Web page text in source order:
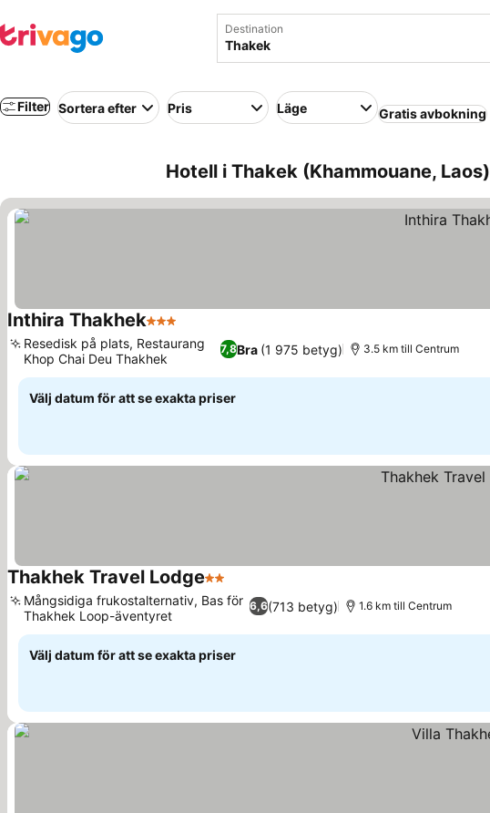
Destination
Filter Sortera efter Pris Läge Gratis avbokning
Hotell i Thakek (Khammouane, Laos)
Inthira Thakhek3 Stjärnor
7,8Bra (1 975 betyg)
Resedisk på plats, Restaurang
Khop Chai Deu Thakhek
3.5 km till Centrum
Välj datum för att se exakta priser
Thakhek Travel Lodge2 Stjärnor
6,6(713 betyg)
Mångsidiga frukostalternativ, Bas för
Thakhek Loop-äventyret
1.6 km till Centrum
Välj datum för att se exakta priser